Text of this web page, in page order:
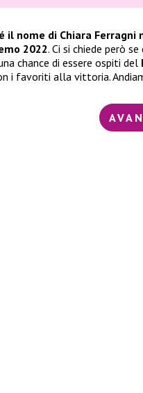
il nome di Chiara
2022. Ci si chiede però
chance di essere ospiti del
i favoriti alla vittoria.